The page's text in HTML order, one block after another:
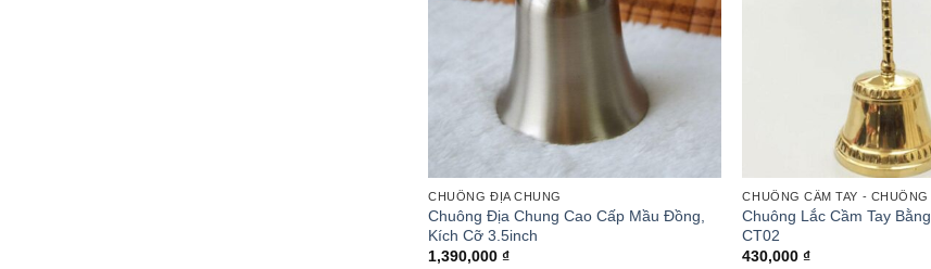
CHUÔNG ĐỊA CHUNG
Chuông Địa Chung Cao Cấp Mầu Đồng,
Kích Cỡ 3.5inch
1,390,000₫
CHUÔNG CẦM TAY - CHUÔNG
Chuông Lắc Cầm Tay
CT02
430,000₫